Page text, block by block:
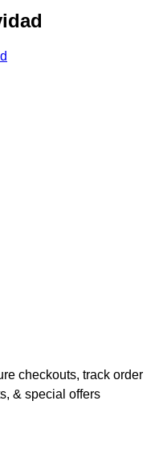
checkouts, track order
& special offers